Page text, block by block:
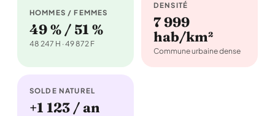
HOMMES / FEMMES
49 % / 51 %
48 247 H · 49 872 F
DENSITÉ
7 999
hab/km²
Commune urbaine dense
SOLDE NATUREL
+1 123 / an